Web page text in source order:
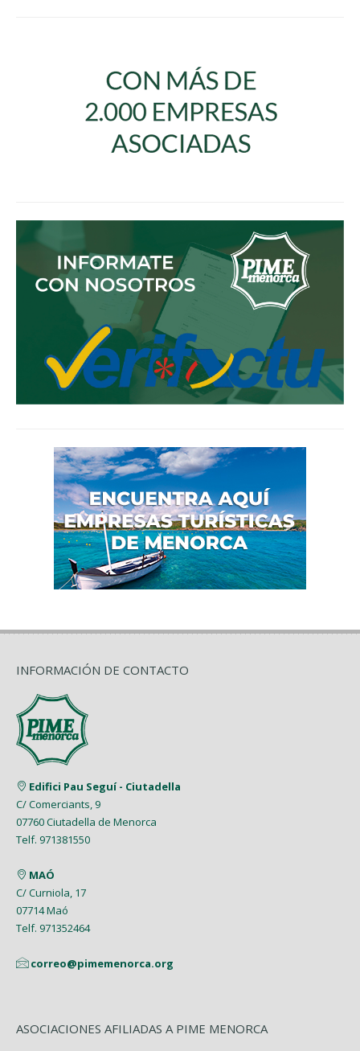
INFORMACIÓN DE CONTACTO
Edifici Pau Seguí - Ciutadella
C/ Comerciants, 9
07760 Ciutadella de Menorca
Telf. 971381550
MAÓ
C/ Curniola, 17
07714 Maó
Telf. 971352464
correo@pimemenorca.org
ASOCIACIONES AFILIADAS A PIME MENORCA